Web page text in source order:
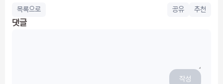
목록으로 공유 추천
댓글
작성